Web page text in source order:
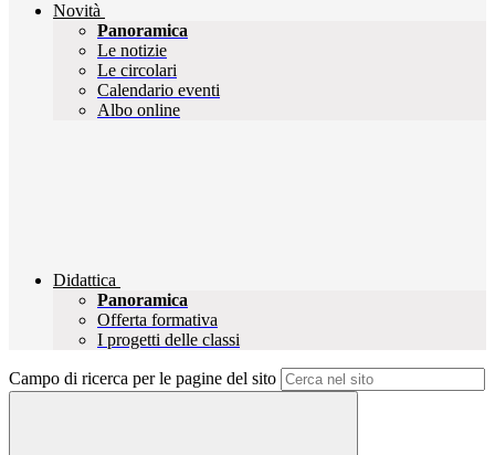
Novità
Panoramica
Le notizie
Le circolari
Calendario eventi
Albo online
Didattica
Panoramica
Offerta formativa
I progetti delle classi
Campo di ricerca per le pagine del sito